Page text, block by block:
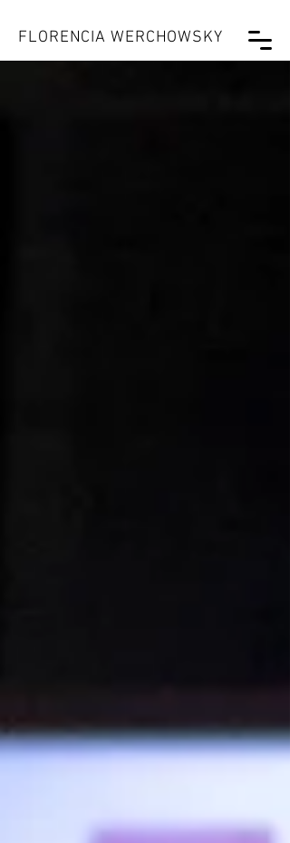
FLORENCIA WERCHOWSKY